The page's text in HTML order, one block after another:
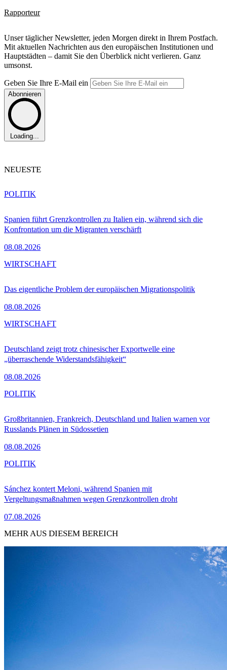
Rapporteur
Unser täglicher Newsletter, jeden Morgen direkt in Ihrem Postfach.
Mit aktuellen Nachrichten aus den europäischen Institutionen und
Hauptstädten – damit Sie den Überblick nicht verlieren. Ganz
umsonst.
Geben Sie Ihre E-Mail ein
Abonnieren
Loading...
NEUESTE
Spanien führt Grenzkontrollen zu Italien ein, während sich die
Konfrontation um die Migranten verschärft
08.08.2026
POLITIK
Das eigentliche Problem der europäischen Migrationspolitik
08.08.2026
WIRTSCHAFT
Deutschland zeigt trotz chinesischer Exportwelle eine
„überraschende Widerstandsfähigkeit“
08.08.2026
WIRTSCHAFT
Großbritannien, Frankreich, Deutschland und Italien warnen vor
Russlands Plänen in Südossetien
08.08.2026
POLITIK
Sánchez kontert Meloni, während Spanien mit
Vergeltungsmaßnahmen wegen Grenzkontrollen droht
07.08.2026
POLITIK
MEHR AUS DIESEM BEREICH